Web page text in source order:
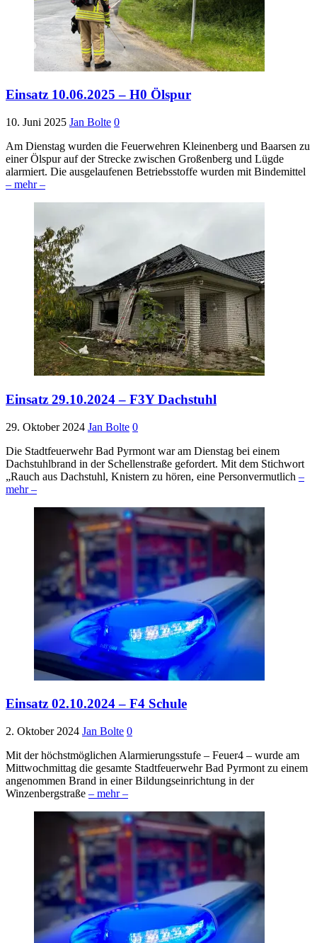
Einsatz 10.06.2025 – H0 Ölspur
10. Juni 2025 Jan Bolte 0
Am Dienstag wurden die Feuerwehren Kleinenberg und Baarsen zu
einer Ölspur auf der Strecke zwischen Großenberg und Lügde
alarmiert. Die ausgelaufenen Betriebsstoffe wurden mit Bindemittel
– mehr –
Einsatz 29.10.2024 – F3Y Dachstuhl
29. Oktober 2024 Jan Bolte 0
Die Stadtfeuerwehr Bad Pyrmont war am Dienstag bei einem
Dachstuhlbrand in der Schellenstraße gefordert. Mit dem Stichwort
„Rauch aus Dachstuhl, Knistern zu hören, eine Personvermutlich –
mehr –
Einsatz 02.10.2024 – F4 Schule
2. Oktober 2024 Jan Bolte 0
Mit der höchstmöglichen Alarmierungsstufe – Feuer4 – wurde am
Mittwochmittag die gesamte Stadtfeuerwehr Bad Pyrmont zu einem
angenommen Brand in einer Bildungseinrichtung in der
Winzenbergstraße – mehr –